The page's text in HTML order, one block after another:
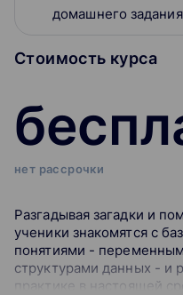
домашнего задания
Стоимость курса
нет рассрочки
Разгадывая загадки и
ученики знакомятся с
понятиями -
структурами данных - и
практике в настоящей